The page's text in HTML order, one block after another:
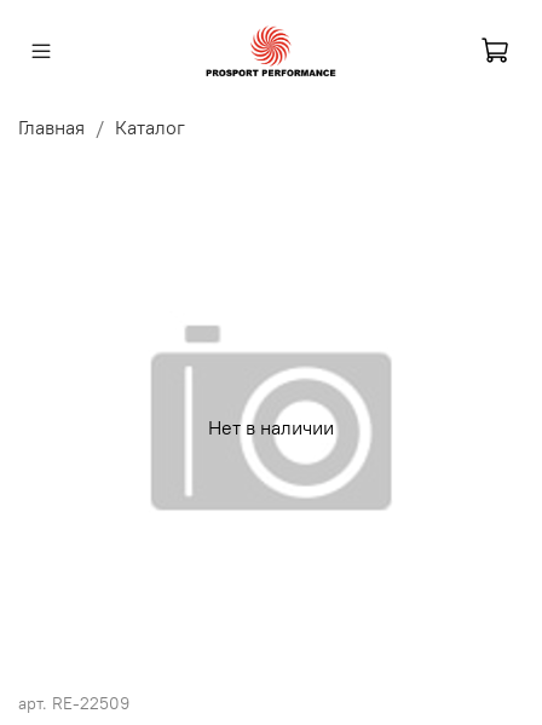
Главная Каталог
Нет в наличии
арт. RE-22509